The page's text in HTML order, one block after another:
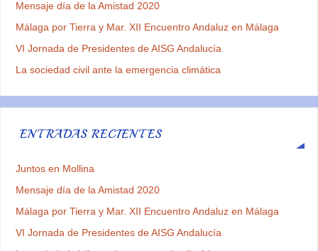
Mensaje día de la Amistad 2020
Málaga por Tierra y Mar. XII Encuentro Andaluz en Málaga
VI Jornada de Presidentes de AISG Andalucía
La sociedad civil ante la emergencia climática
ENTRADAS RECIENTES
Juntos en Mollina
Mensaje día de la Amistad 2020
Málaga por Tierra y Mar. XII Encuentro Andaluz en Málaga
VI Jornada de Presidentes de AISG Andalucía